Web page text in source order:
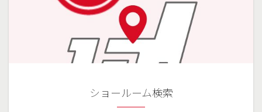
ショールーム検索